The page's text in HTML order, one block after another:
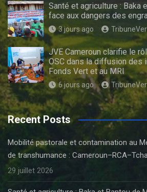
Santé et agriculture : Baka
face aux dangers des
3 jours ago
JVE Cameroun clarifie le
OSC dans la diffusion des
Fonds Vert et au MRI
6 jours ago
Recent Posts
Mobilité pastorale et contamination au
de transhumance :
29 juillet 2026